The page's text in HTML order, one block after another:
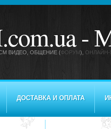
-
ВИДЕО , ОБЩЕНИЕ (ФОРУМ), ОНЛАЙН-
ДОСТАВКА И ОПЛАТА